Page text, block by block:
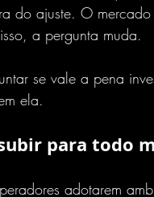
do ajuste. O
a pergunta muda.
se vale a pena
ela.
para todo
adotarem